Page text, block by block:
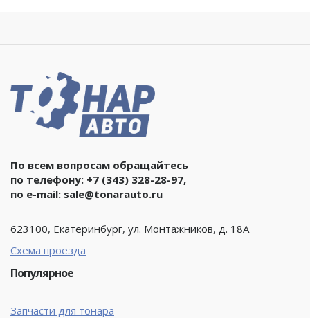
По всем вопросам обращайтесь
по телефону: +7 (343) 328-28-97,
по e-mail: sale@tonarauto.ru
623100, Екатеринбург, ул. Монтажников, д. 18А
Схема проезда
Популярное
Запчасти для тонара